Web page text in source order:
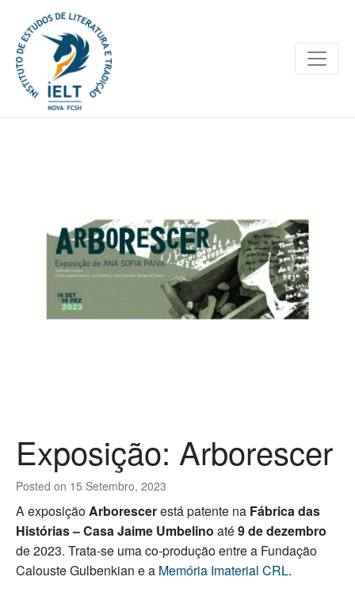
Posted on 15 Setembro, 2023
Exposição: Arborescer
A exposiçãoArborescerestá patente na Fábrica das
Histórias – Casa Jaime Umbelino até9 de dezembro
de 2023. Trata-se uma co-produção entre a Fundação
Calouste Gulbenkian e a Memória Imaterial CRL.